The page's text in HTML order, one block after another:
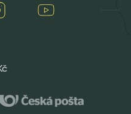
Instagram